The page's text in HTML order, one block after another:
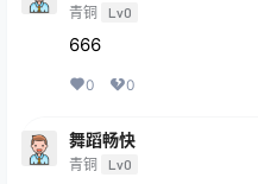
青铜 Lv0
666
0 0
舞蹈畅快
青铜 Lv0